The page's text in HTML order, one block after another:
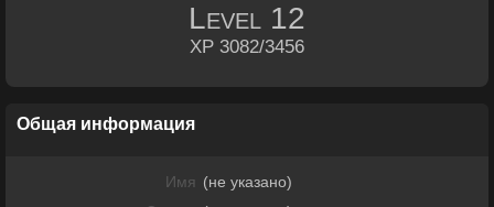
Level 12
XP 3082/3456
Общая информация
Имя (не указано)